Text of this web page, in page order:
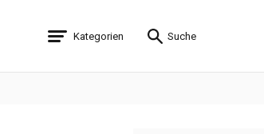
Kategorien Suche